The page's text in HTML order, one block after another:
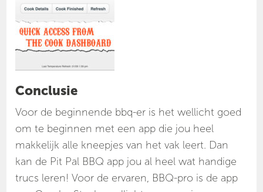
Conclusie
Voor de beginnende bbq-er is het wellicht goed
om te beginnen met een app die jou heel
makkelijk alle kneepjes van het vak leert. Dan
kan de Pit Pal BBQ app jou al heel wat handige
trucs leren! Voor de ervaren, BBQ-pro is de app